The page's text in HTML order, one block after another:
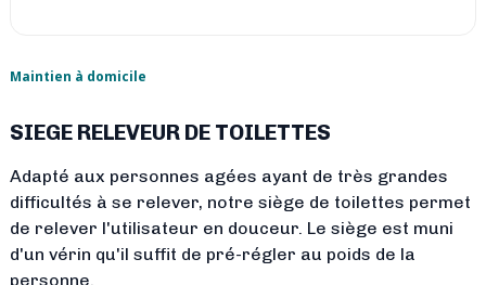
Maintien à domicile
SIEGE RELEVEUR DE TOILETTES
Adapté aux personnes agées ayant de très grandes
difficultés à se relever, notre siège de toilettes permet
de relever l'utilisateur en douceur. Le siège est muni
d'un vérin qu'il suffit de pré-régler au poids de la
personne.